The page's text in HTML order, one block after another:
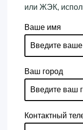
или ЖЭК,
Ваше имя
Ваш город
Контактный